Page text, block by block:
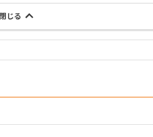
閉じる